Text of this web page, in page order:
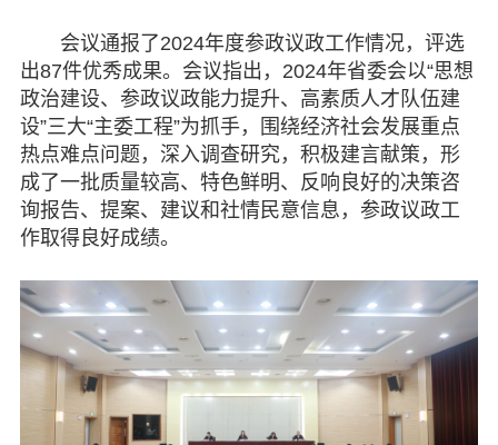
脱贫攻坚
侨海动态
七彩云南
会议通报了2024年度参政议政工作情况，评选
出87件优秀成果。会议指出，2024年省委会以“思想
政治建设、参政议政能力提升、高素质人才队伍建
设”三大“主委工程”为抓手，围绕经济社会发展重点
热点难点问题，深入调查研究，积极建言献策，形
成了一批质量较高、特色鲜明、反响良好的决策咨
询报告、提案、建议和社情民意信息，参政议政工
作取得良好成绩。